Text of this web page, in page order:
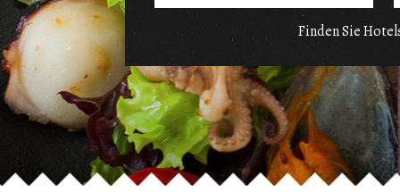
Finden Sie